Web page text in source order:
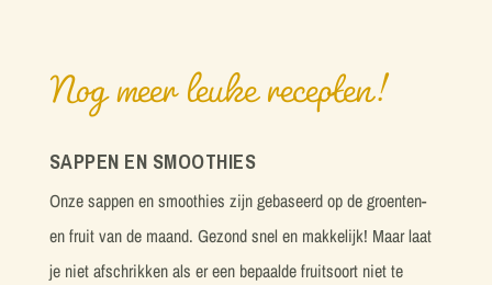
Nog meer leuke recepten!
SAPPEN EN SMOOTHIES
Onze sappen en smoothies zijn gebaseerd op de groenten-
en fruit van de maand. Gezond snel en makkelijk! Maar laat
je niet afschrikken als er een bepaalde fruitsoort niet te